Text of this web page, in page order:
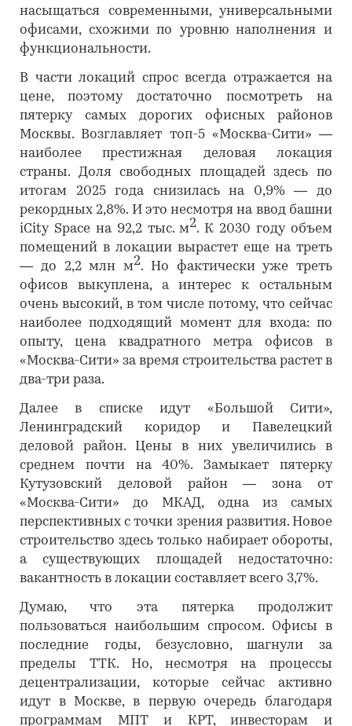
насыщаться современными, универсальными
офисами, схожими по уровню наполнения и
функциональности.
В части локаций спрос всегда отражается на
цене, поэтому достаточно посмотреть на
пятерку самых дорогих офисных районов
Москвы. Возглавляет топ-5 «Москва-Сити» —
наиболее престижная деловая локация
страны. Доля свободных площадей здесь по
итогам 2025 года снизилась на 0,9% — до
рекордных 2,8%. И это несмотря на ввод башни
iCity Space на 92,2 тыс. м2. К 2030 году объем
помещений в локации вырастет еще на треть
— до 2,2 млн м2. Но фактически уже треть
офисов выкуплена, а интерес к остальным
очень высокий, в том числе потому, что сейчас
наиболее подходящий момент для входа: по
опыту, цена квадратного метра офисов в
«Москва-Сити» за время строительства растет в
два-три раза.
Далее в списке идут «Большой Сити»,
Ленинградский коридор и Павелецкий
деловой район. Цены в них увеличились в
среднем почти на 40%. Замыкает пятерку
Кутузовский деловой район — зона от
«Москва-Сити» до МКАД, одна из самых
перспективных с точки зрения развития. Новое
строительство здесь только набирает обороты,
а существующих площадей недостаточно:
вакантность в локации составляет всего 3,7%.
Думаю, что эта пятерка продолжит
пользоваться наибольшим спросом. Офисы в
последние годы, безусловно, шагнули за
пределы ТТК. Но, несмотря на процессы
децентрализации, которые сейчас активно
идут в Москве, в первую очередь благодаря
программам МПТ и КРТ, инвесторам и